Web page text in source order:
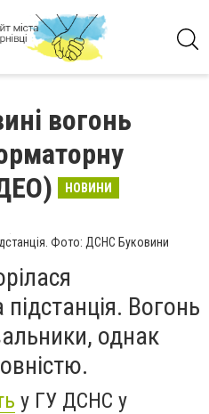
вогонь
НОВИНИ
Фото: ДСНС Буковини
Вогонь
однак
у ГУ ДСНС у